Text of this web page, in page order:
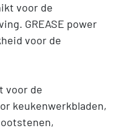
voor de
GREASE power
voor de
voor de
keukenwerkbladen,